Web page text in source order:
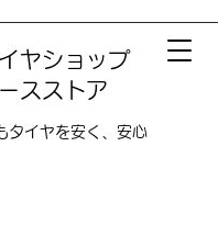
ヤショップ
スストア
タイヤを安く、安心